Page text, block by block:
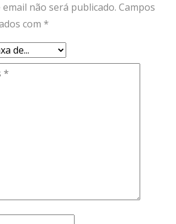
não será publicado. Campos
com *